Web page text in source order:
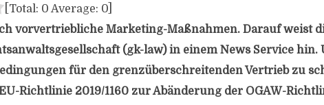
[Total: 0 Average: 0
vorvertriebliche Marketing-Maßnahmen. Darauf weist
(gk-law) in einem News Service hin.
für den grenzüberschreitenden Vertrieb zu
Richtlinie 2019/1160 zur Abänderung der OGAW-